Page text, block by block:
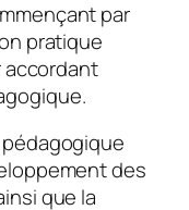
par
pratique
accordant
pédagogique
des
que la